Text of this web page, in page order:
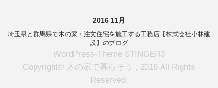
2016 11月
埼玉県と群馬県で木の家・注文住宅を施工する工務店【株式会社小林建
設】のブログ
WordPress-Theme STINGER3
Copyright© 木の家で暮らそう , 2016 All Rights
Reserved.